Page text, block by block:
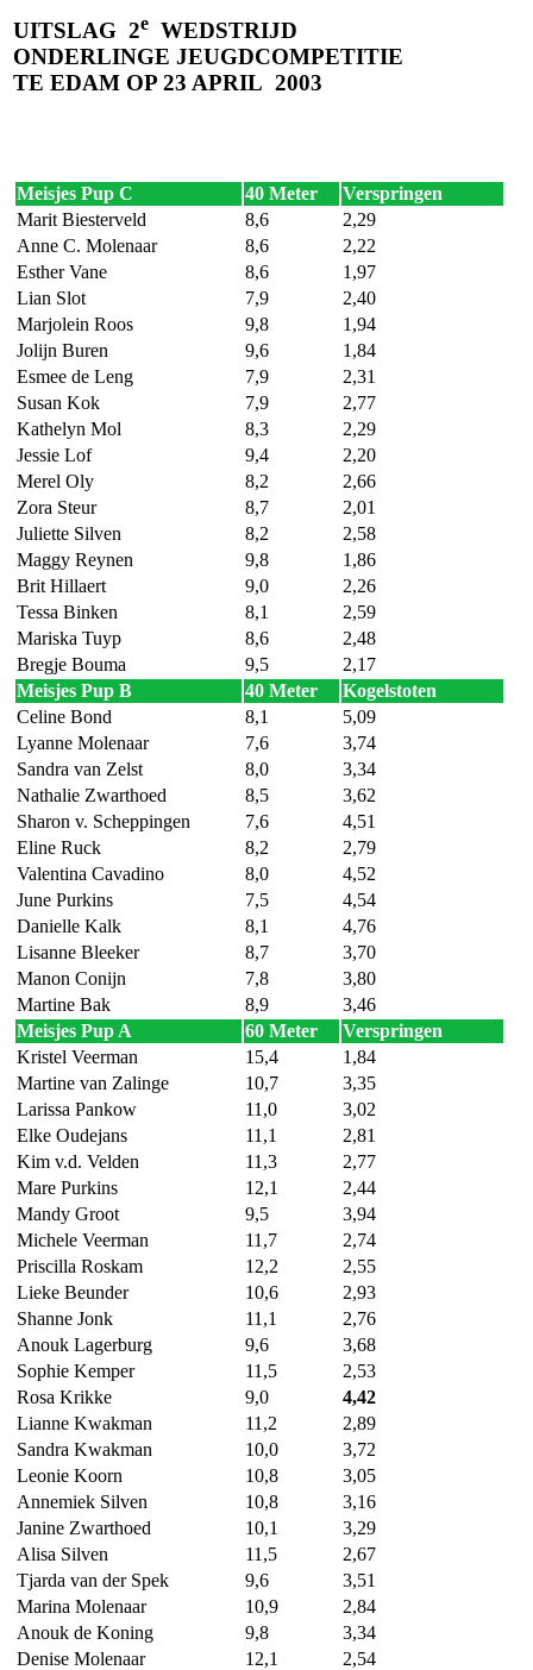
UITSLAG 2e WEDSTRIJD
ONDERLINGE JEUGDCOMPETITIE
TE EDAM OP 23 APRIL 2003
Meisjes Pup C 40 Meter
Verspringen
Marit Biesterveld
8,6
2,29
Anne C. Molenaar
8,6
2,22
Esther Vane
8,6
1,97
Lian Slot
7,9
2,40
Marjolein Roos
9,8
1,94
Jolijn Buren
9,6
1,84
Esmee de Leng
7,9
2,31
Susan Kok
7,9
2,77
Kathelyn Mol
8,3
2,29
Jessie Lof
9,4
2,20
Merel Oly
8,2
2,66
Zora Steur
8,7
2,01
Juliette Silven
8,2
2,58
Maggy Reynen
9,8
1,86
Brit Hillaert
9,0
2,26
Tessa Binken
8,1
2,59
Mariska Tuyp
8,6
2,48
Bregje Bouma
9,5
2,17
Meisjes Pup B
40 Meter
Kogelstoten
Celine Bond
8,1
5,09
Lyanne Molenaar
7,6
3,74
Sandra van Zelst
8,0
3,34
Nathalie Zwarthoed
8,5
3,62
Sharon v. Scheppingen
7,6
4,51
Eline Ruck
8,2
2,79
Valentina Cavadino
8,0
4,52
June Purkins
7,5
4,54
Danielle Kalk
8,1
4,76
Lisanne Bleeker
8,7
3,70
Manon Conijn
7,8
3,80
Martine Bak
8,9
3,46
Meisjes Pup A
60 Meter
Verspringen
Kristel Veerman
15,4
1,84
Martine van Zalinge
10,7
3,35
Larissa Pankow
11,0
3,02
Elke Oudejans
11,1
2,81
Kim v.d. Velden
11,3
2,77
Mare Purkins
12,1
2,44
Mandy Groot
9,5
3,94
Michele Veerman
11,7
2,74
Priscilla Roskam
12,2
2,55
Lieke Beunder
10,6
2,93
Shanne Jonk
11,1
2,76
Anouk Lagerburg
9,6
3,68
Sophie Kemper
11,5
2,53
Rosa Krikke
9,0
4,42
Lianne Kwakman
11,2
2,89
Sandra Kwakman
10,0
3,72
Leonie Koorn
10,8
3,05
Annemiek Silven
10,8
3,16
Janine Zwarthoed
10,1
3,29
Alisa Silven
11,5
2,67
Tjarda van der Spek
9,6
3,51
Marina Molenaar
10,9
2,84
Anouk de Koning
9,8
3,34
Denise Molenaar
12,1
2,54